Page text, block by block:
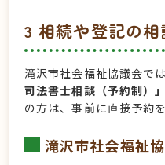
3 相続や登記の相
滝沢市社会福祉協議会では
司法書士相談（予約制）」
の方は、事前に直接予約
滝沢市社会福祉